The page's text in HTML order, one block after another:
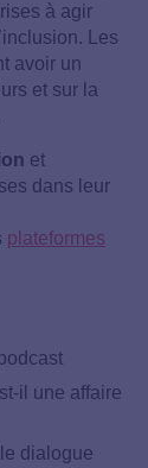
à agir
Les
avoir un
et sur la
et
dans leur
plateformes
il une affaire
dialogue